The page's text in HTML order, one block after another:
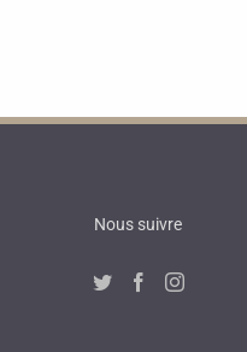
Nous suivre